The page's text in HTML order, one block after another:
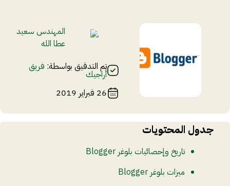
المهندس سعيد
عطا الله
تم التدقيق بواسطة: فريق
أراجيك
26 فبراير 2019
جدول المحتويات
تاريخ وإحصائيات بلوغر Blogger
ميزات بلوغر Blogger